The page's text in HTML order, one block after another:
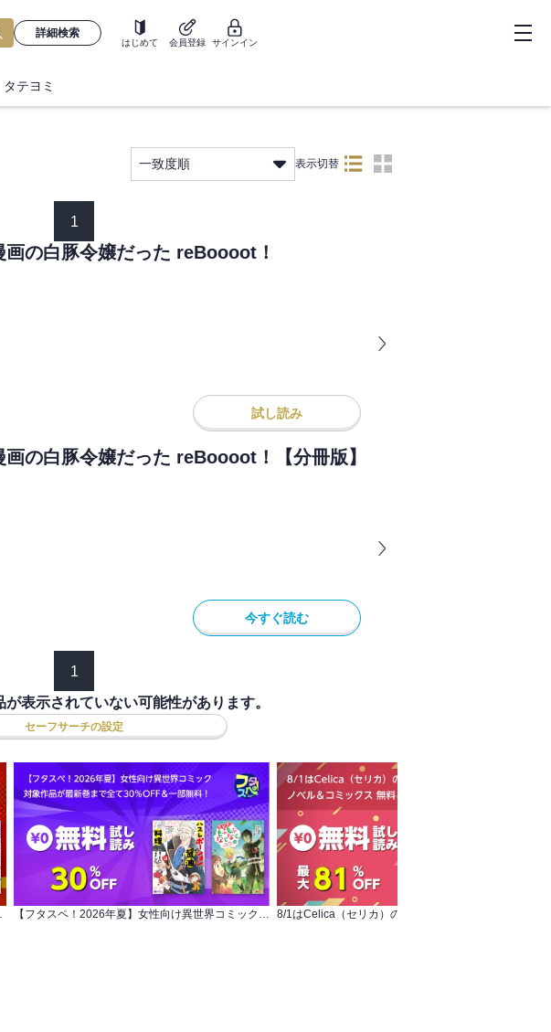
詳細検索
はじめて 会員登録 サインイン
タテヨミ
一致度順 表示切替
1
の白豚令嬢だった reBoooot！
試し読み
の白豚令嬢だった reBoooot！【分冊版】
今すぐ読む
1
表示されていない可能性があります。
セーフサーチの設定
フェア！ 【フタスペ！2026年夏】女性向け異世界コミック 対象作品が最新巻まで全て30％OFF＆一部無料！